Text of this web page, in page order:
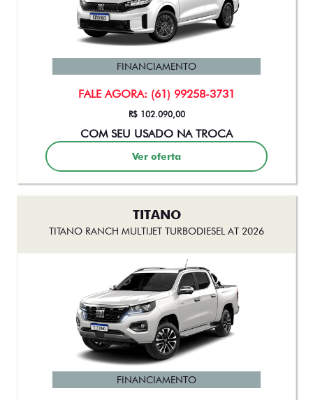
FALE AGORA: (61) 99258-3731
FINANCIAMENTO
R$ 102.090,00
COM SEU USADO NA TROCA
Ver oferta
TITANO
TITANO RANCH MULTIJET TURBODIESEL AT 2026
FINANCIAMENTO